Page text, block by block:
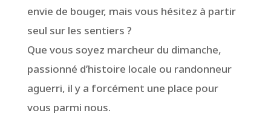
envie de bouger, mais vous hésitez à partir
seul sur les sentiers ?
Que vous soyez marcheur du dimanche,
passionné d’histoire locale ou randonneur
aguerri, il y a forcément une place pour
vous parmi nous.